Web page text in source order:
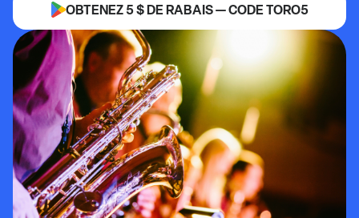
OBTENEZ 5 $ DE RABAIS — CODE TORO5